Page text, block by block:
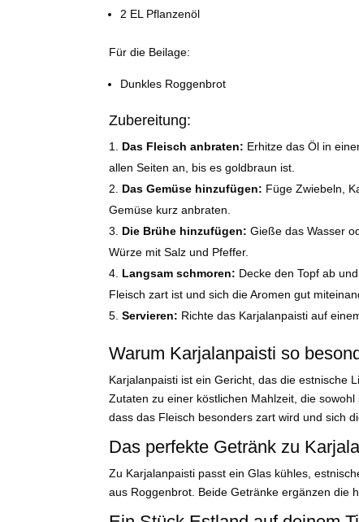
2 EL Pflanzenöl
Für die Beilage:
Dunkles Roggenbrot
Zubereitung:
Das Fleisch anbraten: Erhitze das Öl in
allen Seiten an, bis es goldbraun ist.
Das Gemüse hinzufügen: Füge Zwiebeln,
Gemüse kurz anbraten.
Die Brühe hinzufügen: Gieße das Wasser
Würze mit Salz und Pfeffer.
Langsam schmoren: Decke den Topf ab
Fleisch zart ist und sich die Aromen gut
Servieren: Richte das Karjalanpaisti auf
Warum Karjalanpaisti so
Karjalanpaisti ist ein Gericht, das die estnische
Zutaten zu einer köstlichen Mahlzeit, die
dass das Fleisch besonders zart wird und sich
Das perfekte Getränk zu
Zu Karjalanpaisti passt ein Glas kühles,
aus Roggenbrot. Beide Getränke ergänzen die